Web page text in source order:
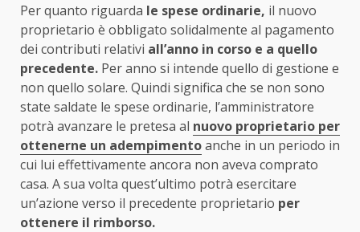
Per quanto riguarda le spese ordinarie, il nuovo
proprietario è obbligato solidalmente al pagamento
dei contributi relativi all’anno in corso e a quello
precedente. Per anno si intende quello di gestione e
non quello solare. Quindi significa che se non sono
state saldate le spese ordinarie, l’amministratore
potrà avanzare le pretesa al nuovo proprietario per
ottenerne un adempimentoanche in un periodo in
cui lui effettivamente ancora non aveva comprato
casa. A sua volta quest’ultimo potrà esercitare
un’azione verso il precedente proprietario per
ottenere il rimborso.